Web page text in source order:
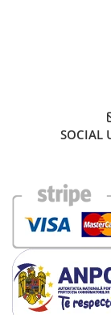
SOCIAL